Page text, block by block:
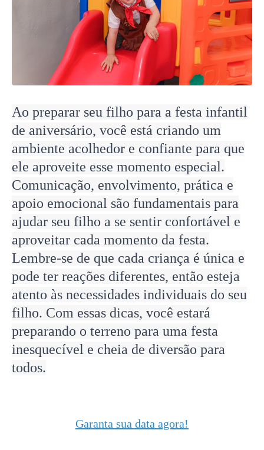
Ao preparar seu filho para a festa infantil
de aniversário, você está criando um
ambiente acolhedor e confiante para que
ele aproveite esse momento especial.
Comunicação, envolvimento, prática e
apoio emocional são fundamentais para
ajudar seu filho a se sentir confortável e
aproveitar cada momento da festa.
Lembre-se de que cada criança é única e
pode ter reações diferentes, então esteja
atento às necessidades individuais do seu
filho. Com essas dicas, você estará
preparando o terreno para uma festa
inesquecível e cheia de diversão para
todos.
Garanta sua data agora!